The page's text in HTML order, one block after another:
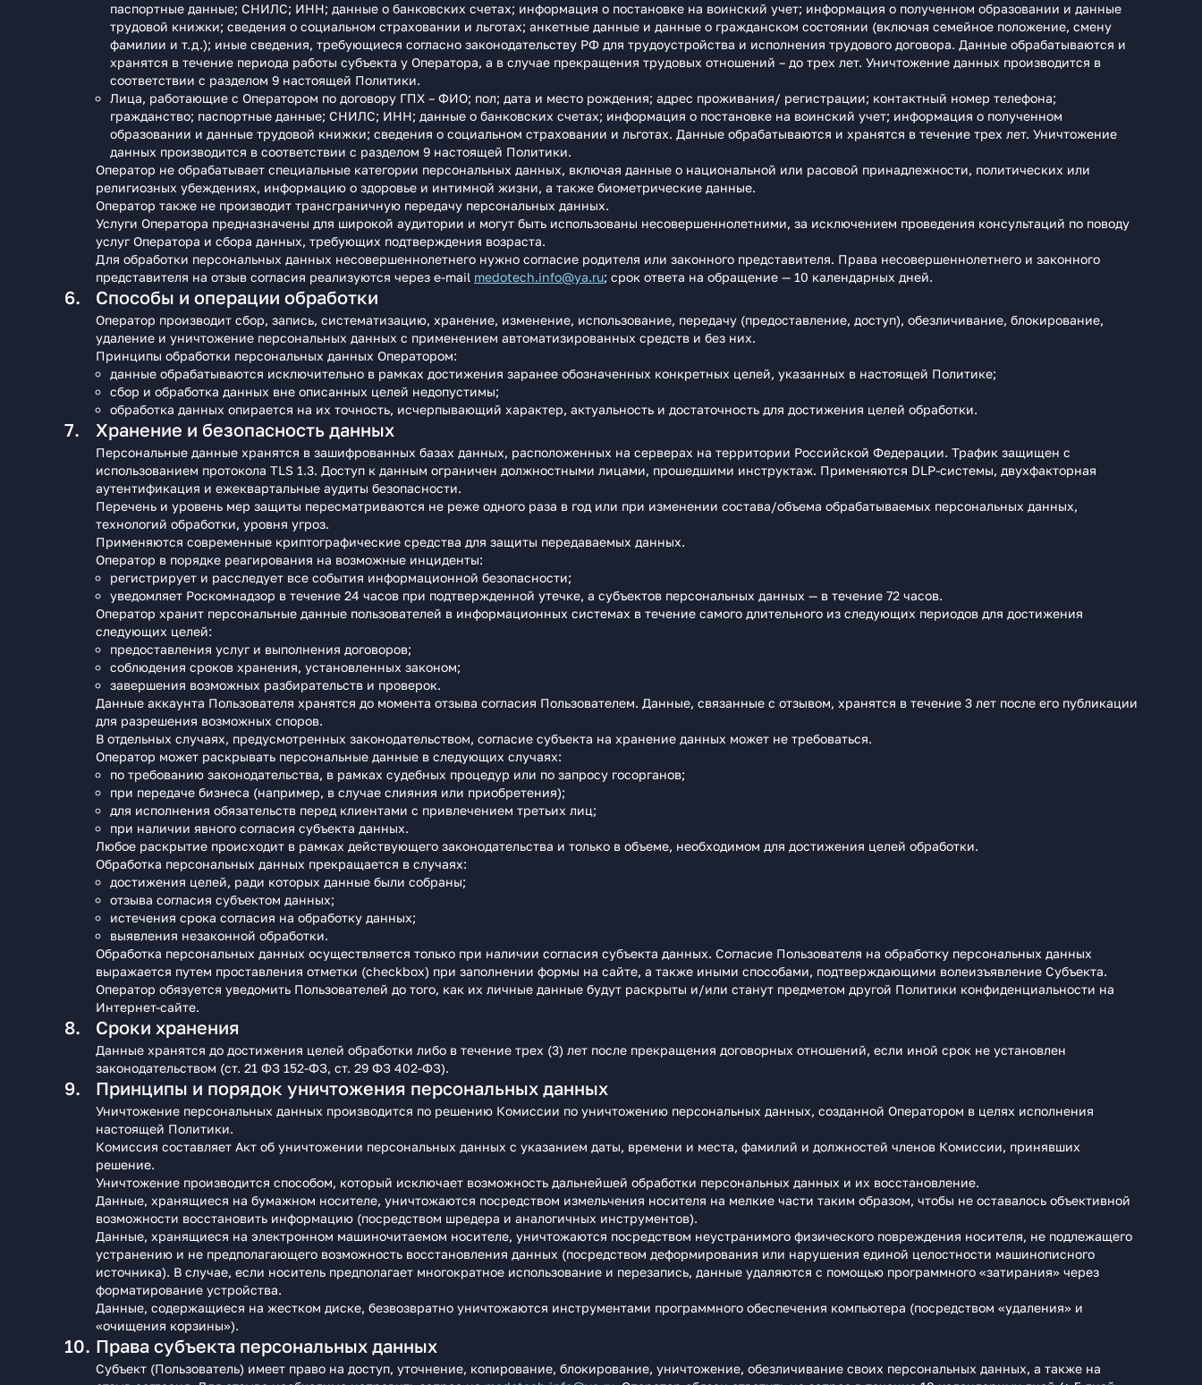
паспортные данные; СНИЛС; ИНН; данные о банковских счетах; информация о постановке на воинский учет; информация о полученном образовании и данные
трудовой книжки; сведения о социальном страховании и льготах; анкетные данные и данные о гражданском состоянии (включая семейное положение, смену
фамилии и т.д.); иные сведения, требующиеся согласно законодательству РФ для трудоустройства и исполнения трудового договора. Данные обрабатываются и
хранятся в течение периода работы субъекта у Оператора, а в случае прекращения трудовых отношений – до трех лет. Уничтожение данных производится в
соответствии с разделом 9 настоящей Политики.
Лица, работающие с Оператором по договору ГПХ – ФИО; пол; дата и место рождения; адрес проживания/ регистрации; контактный номер телефона;
гражданство; паспортные данные; СНИЛС; ИНН; данные о банковских счетах; информация о постановке на воинский учет; информация о полученном
образовании и данные трудовой книжки; сведения о социальном страховании и льготах. Данные обрабатываются и хранятся в течение трех лет. Уничтожение
данных производится в соответствии с разделом 9 настоящей Политики.
Оператор не обрабатывает специальные категории персональных данных, включая данные о национальной или расовой принадлежности, политических или
религиозных убеждениях, информацию о здоровье и интимной жизни, а также биометрические данные.
Оператор также не производит трансграничную передачу персональных данных.
Услуги Оператора предназначены для широкой аудитории и могут быть использованы несовершеннолетними, за исключением проведения консультаций по поводу
услуг Оператора и сбора данных, требующих подтверждения возраста.
Для обработки персональных данных несовершеннолетнего нужно согласие родителя или законного представителя. Права несовершеннолетнего и законного
представителя на отзыв согласия реализуются через e‑mail medotech.info@ya.ru; срок ответа на обращение — 10 календарных дней.
Способы и операции обработки
Оператор производит сбор, запись, систематизацию, хранение, изменение, использование, передачу (предоставление, доступ), обезличивание, блокирование,
удаление и уничтожение персональных данных с применением автоматизированных средств и без них.
Принципы обработки персональных данных Оператором:
данные обрабатываются исключительно в рамках достижения заранее обозначенных конкретных целей, указанных в настоящей Политике;
сбор и обработка данных вне описанных целей недопустимы;
обработка данных опирается на их точность, исчерпывающий характер, актуальность и достаточность для достижения целей обработки.
Хранение и безопасность данных
Персональные данные хранятся в зашифрованных базах данных, расположенных на серверах на территории Российской Федерации. Трафик защищен с
использованием протокола TLS 1.3. Доступ к данным ограничен должностными лицами, прошедшими инструктаж. Применяются DLP‑системы, двухфакторная
аутентификация и ежеквартальные аудиты безопасности.
Перечень и уровень мер защиты пересматриваются не реже одного раза в год или при изменении состава/объема обрабатываемых персональных данных,
технологий обработки, уровня угроз.
Применяются современные криптографические средства для защиты передаваемых данных.
Оператор в порядке реагирования на возможные инциденты:
регистрирует и расследует все события информационной безопасности;
уведомляет Роскомнадзор в течение 24 часов при подтвержденной утечке, а субъектов персональных данных — в течение 72 часов.
Оператор хранит персональные данные пользователей в информационных системах в течение самого длительного из следующих периодов для достижения
следующих целей:
предоставления услуг и выполнения договоров;
соблюдения сроков хранения, установленных законом;
завершения возможных разбирательств и проверок.
Данные аккаунта Пользователя хранятся до момента отзыва согласия Пользователем. Данные, связанные с отзывом, хранятся в течение 3 лет после его публикации
для разрешения возможных споров.
В отдельных случаях, предусмотренных законодательством, согласие субъекта на хранение данных может не требоваться.
Оператор может раскрывать персональные данные в следующих случаях:
по требованию законодательства, в рамках судебных процедур или по запросу госорганов;
при передаче бизнеса (например, в случае слияния или приобретения);
для исполнения обязательств перед клиентами с привлечением третьих лиц;
при наличии явного согласия субъекта данных.
Любое раскрытие происходит в рамках действующего законодательства и только в объеме, необходимом для достижения целей обработки.
Обработка персональных данных прекращается в случаях:
достижения целей, ради которых данные были собраны;
отзыва согласия субъектом данных;
истечения срока согласия на обработку данных;
выявления незаконной обработки.
Обработка персональных данных осуществляется только при наличии согласия субъекта данных. Согласие Пользователя на обработку персональных данных
выражается путем проставления отметки (checkbox) при заполнении формы на сайте, а также иными способами, подтверждающими волеизъявление Субъекта.
Оператор обязуется уведомить Пользователей до того, как их личные данные будут раскрыты и/или станут предметом другой Политики конфиденциальности на
Интернет-сайте.
Сроки хранения
Данные хранятся до достижения целей обработки либо в течение трех (3) лет после прекращения договорных отношений, если иной срок не установлен
законодательством (ст. 21 ФЗ 152-ФЗ, ст. 29 ФЗ 402-ФЗ).
Принципы и порядок уничтожения персональных данных
Уничтожение персональных данных производится по решению Комиссии по уничтожению персональных данных, созданной Оператором в целях исполнения
настоящей Политики.
Комиссия составляет Акт об уничтожении персональных данных с указанием даты, времени и места, фамилий и должностей членов Комиссии, принявших
решение.
Уничтожение производится способом, который исключает возможность дальнейшей обработки персональных данных и их восстановление.
Данные, хранящиеся на бумажном носителе, уничтожаются посредством измельчения носителя на мелкие части таким образом, чтобы не оставалось объективной
возможности восстановить информацию (посредством шредера и аналогичных инструментов).
Данные, хранящиеся на электронном машиночитаемом носителе, уничтожаются посредством неустранимого физического повреждения носителя, не подлежащего
устранению и не предполагающего возможность восстановления данных (посредством деформирования или нарушения единой целостности машинописного
источника). В случае, если носитель предполагает многократное использование и перезапись, данные удаляются с помощью программного «затирания» через
форматирование устройства.
Данные, содержащиеся на жестком диске, безвозвратно уничтожаются инструментами программного обеспечения компьютера (посредством «удаления» и
«очищения корзины»).
Права субъекта персональных данных
Субъект (Пользователь) имеет право на доступ, уточнение, копирование, блокирование, уничтожение, обезличивание своих персональных данных, а также на